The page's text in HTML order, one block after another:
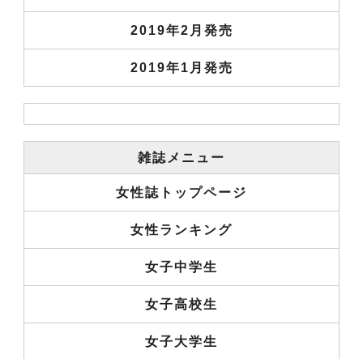
2019年2月発売
2019年1月発売
雑誌メニュー
女性誌トップページ
女性ランキング
女子中学生
女子高校生
女子大学生